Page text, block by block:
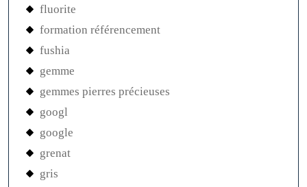
fluorite
formation référencement
fushia
gemme
gemmes pierres précieuses
googl
google
grenat
gris